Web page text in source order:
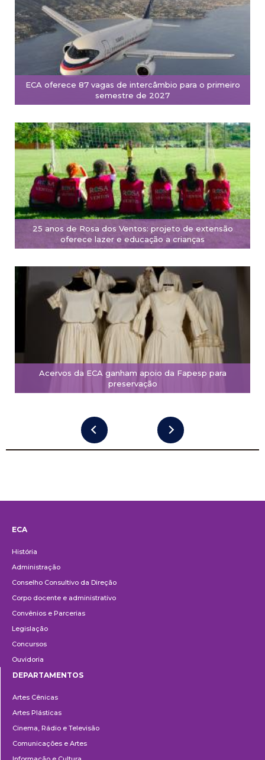
ECA oferece 87 vagas de intercâmbio para o primeiro
semestre de 2027
25 anos de Rosa dos Ventos: projeto de extensão
oferece lazer e educação a crianças
Acervos da ECA ganham apoio da Fapesp para
preservação
ECA
História
Administração
Conselho Consultivo da Direção
Corpo docente e administrativo
Convênios e Parcerias
Legislação
Concursos
Ouvidoria
DEPARTAMENTOS
Artes Cênicas
Artes Plásticas
Cinema, Rádio e Televisão
Comunicações e Artes